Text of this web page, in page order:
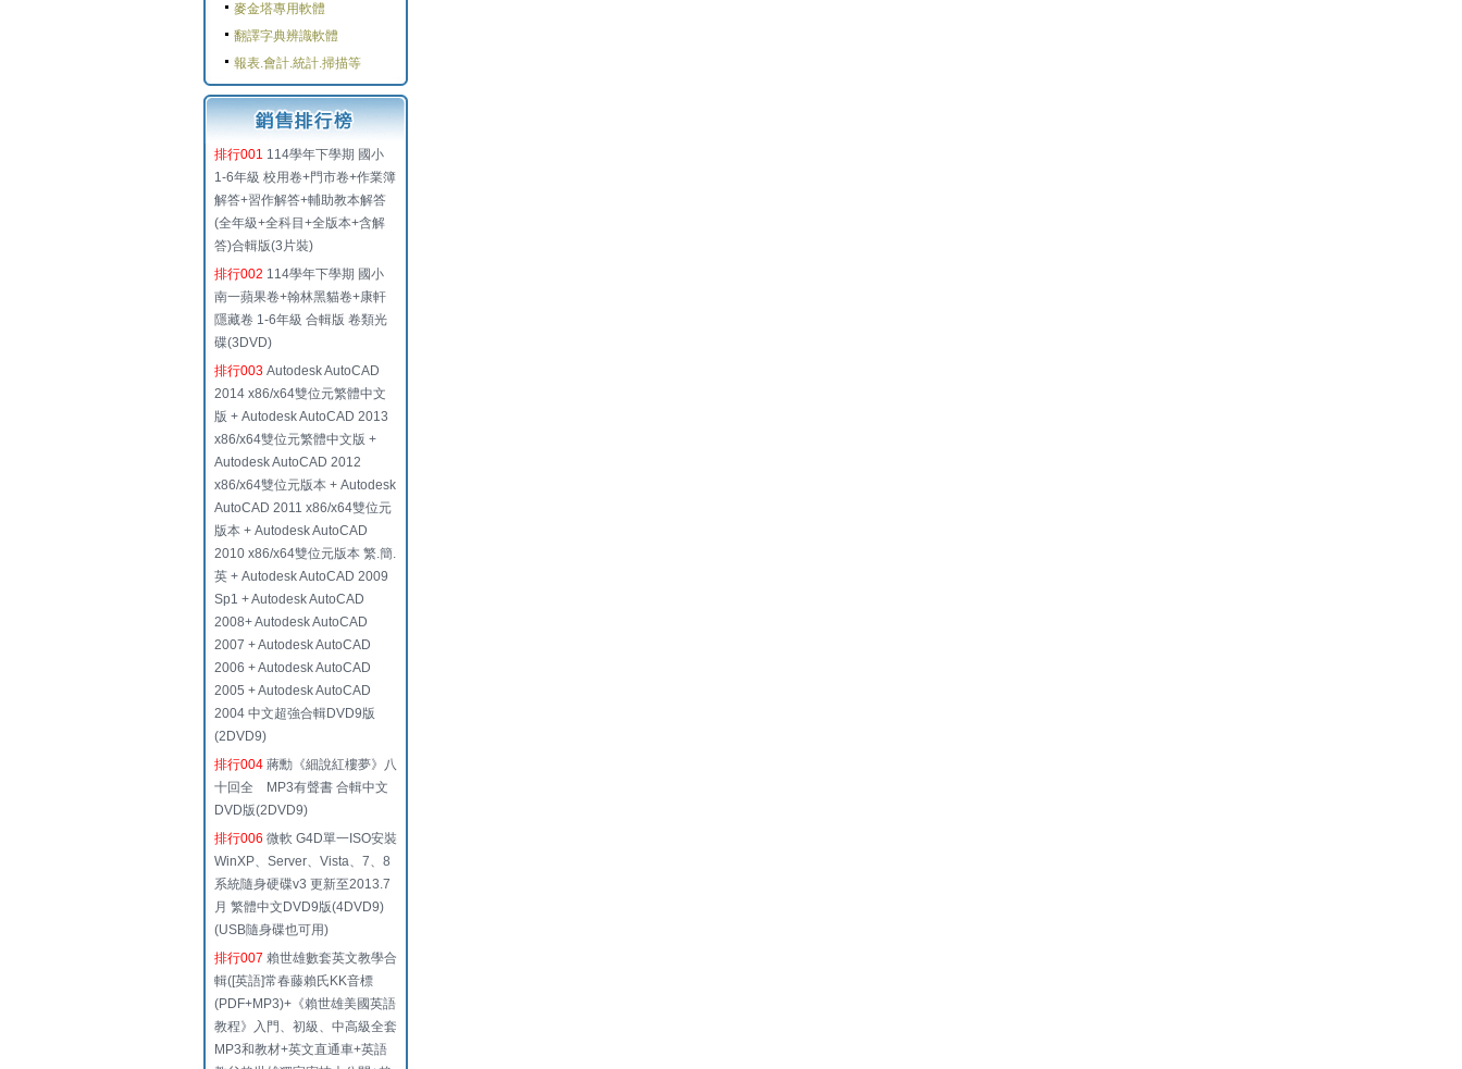
麥金塔專用軟體
翻譯字典辨識軟體
報表.會計.統計.掃描等
排行001 114學年下學期 國小
1-6年級 校用卷+門市卷+作業簿
解答+習作解答+輔助教本解答
(全年級+全科目+全版本+含解
答)合輯版(3片裝)
排行002 114學年下學期 國小
南一蘋果卷+翰林黑貓卷+康軒
隱藏卷 1-6年級 合輯版 卷類光
碟(3DVD)
排行003 Autodesk AutoCAD
2014 x86/x64雙位元繁體中文
版 + Autodesk AutoCAD 2013
x86/x64雙位元繁體中文版 +
Autodesk AutoCAD 2012
x86/x64雙位元版本 + Autodesk
AutoCAD 2011 x86/x64雙位元
版本 + Autodesk AutoCAD
2010 x86/x64雙位元版本 繁.簡.
英 + Autodesk AutoCAD 2009
Sp1 + Autodesk AutoCAD
2008+ Autodesk AutoCAD
2007 + Autodesk AutoCAD
2006 + Autodesk AutoCAD
2005 + Autodesk AutoCAD
2004 中文超強合輯DVD9版
(2DVD9)
排行004 蔣勳《細說紅樓夢》八
十回全 MP3有聲書 合輯中文
DVD版(2DVD9)
排行006 微軟 G4D單一ISO安裝
WinXP、Server、Vista、7、8
系統隨身硬碟v3 更新至2013.7
月 繁體中文DVD9版(4DVD9)
(USB隨身碟也可用)
排行007 賴世雄數套英文教學合
輯([英語]常春藤賴氏KK音標
(PDF+MP3)+《賴世雄美國英語
教程》入門、初級、中高級全套
MP3和教材+英文直通車+英語